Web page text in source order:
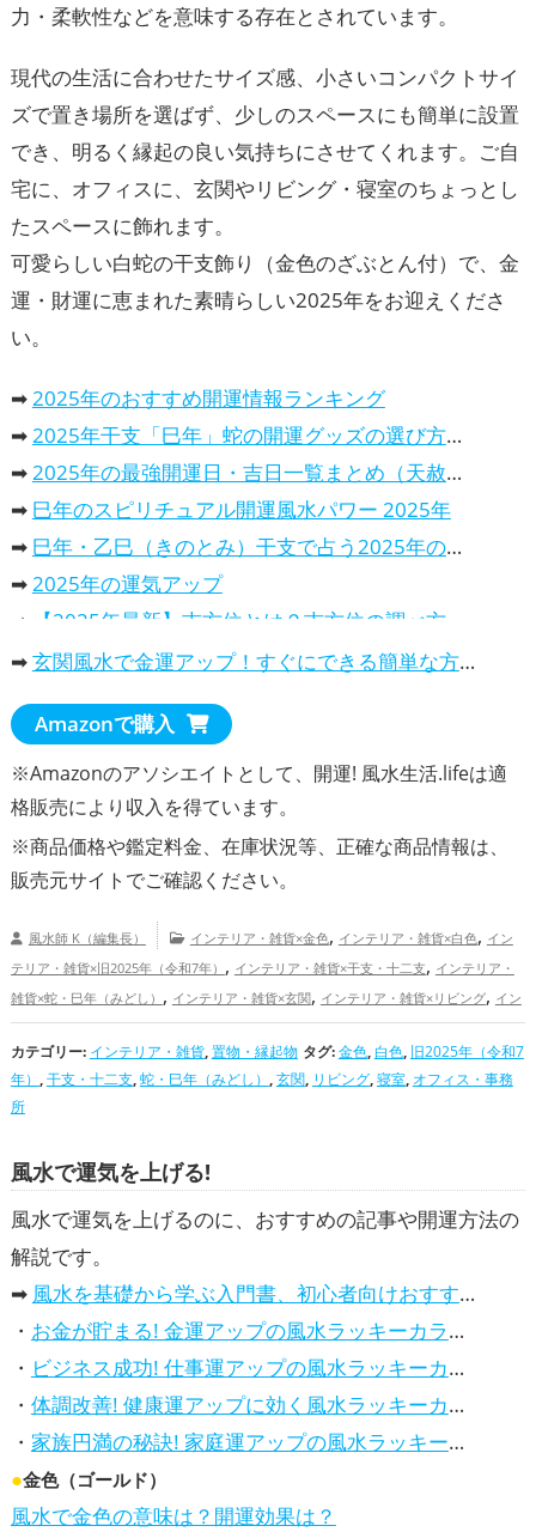
力・柔軟性などを意味する存在とされています。
現代の生活に合わせたサイズ感、小さいコンパクトサイ
ズで置き場所を選ばず、少しのスペースにも簡単に設置
でき、明るく縁起の良い気持ちにさせてくれます。ご自
宅に、オフィスに、玄関やリビング・寝室のちょっとし
たスペースに飾れます。
可愛らしい白蛇の干支飾り（金色のざぶとん付）で、金
運・財運に恵まれた素晴らしい2025年をお迎えくださ
い。
➡2025年のおすすめ開運情報ランキング
➡2025年干支「巳年」蛇の開運グッズの選び方、意味と効果と活用法
➡2025年の最強開運日・吉日一覧まとめ（天赦日・一粒万倍日…）
➡ 巳年のスピリチュアル開運風水パワー 2025年
➡ 巳年・乙巳（きのとみ）干支で占う2025年の運勢は、どんな一年？
➡2025年の運気アップ
➡
【2025年最新】吉方位とは？吉方位の調べ方や吉報旅行先での過ごし方を解説
➡2025年の開運カレンダー！風水で選ぶ、おすすめランキング
・
パワースポット・カレンダー2025年、開運効果抜群！
・2025年の吉日や最強開運日が分かる暦のカレンダー
・2025年の金運を上げる！選ぶべき開運カレンダー
➡玄関風水で金運アップ！すぐにできる簡単な方法
Amazonで購入
※Amazonのアソシエイトとして、開運! 風水生活.lifeは適
格販売により収入を得ています。
※商品価格や鑑定料金、在庫状況等、正確な商品情報は、
販売元サイトでご確認ください。
風水師 K（編集長） インテリア・雑貨×金色, インテリア・雑貨×白色, イン
テリア・雑貨×旧2025年（令和7年） , インテリア・雑貨×干支・十二支, インテリア・
雑貨×蛇・巳年（みどし） , インテリア・雑貨×玄関, インテリア・雑貨×リビング, イン
テリア・雑貨×寝室,インテリア・雑貨×オフィス・事務所,置物・縁起物×金色,置物・
縁起物×白色,置物・縁起物×旧2025年（令和7年）,置物・縁起物×干支・十二支,置
物・縁起物×蛇・巳年（みどし）,置物・縁起物×玄関,置物・縁起物×リビング,置物・
縁起物×寝室
し）の開運グッズ,玄関の開運グッズ
ィス・事務所の開運グッズ
仕事運アップ, 健康運アップ, 家庭運・家
,
カテゴリー: インテリア・雑貨,置物・縁起物 タグ:金色,白色, 旧2025年（令和7
年） ,干支・十二支,蛇・巳年（みどし） ,玄関, リビング,寝室, オフィス・事務
所
風水で運気を上げる!
風水で運気を上げるのに、おすすめの記事や開運方法の
解説です。
➡ 風水を基礎から学ぶ入門書、初心者向けおすすめ本
・ お金が貯まる! 金運アップの風水ラッキーカラー5選、効果解説
・ ビジネス成功! 仕事運アップの風水ラッキーカラー5選、効果解説
・ 体調改善! 健康運アップに効く風水ラッキーカラー5選、効果と活用法を解説
・ 家族円満の秘訣! 家庭運アップの風水ラッキーカラー5選、効果解説
●金色（ゴールド）
風水で金色の意味は？開運効果は？